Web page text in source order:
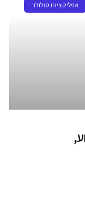
אפליקציות סולולר